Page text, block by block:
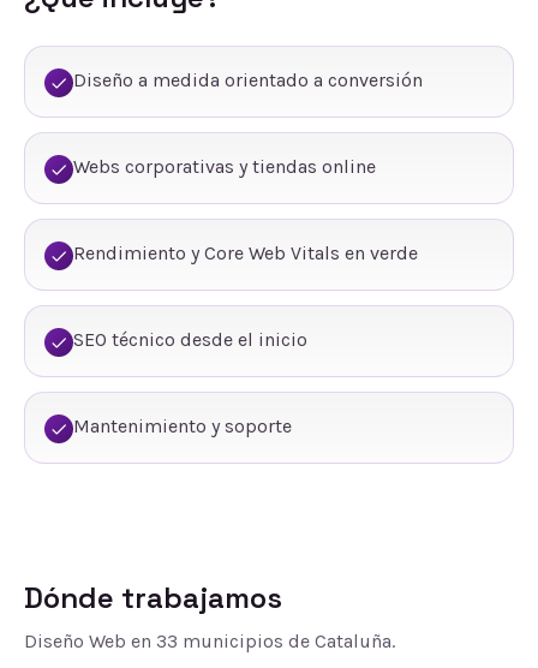
Diseño a medida orientado a conversión
Webs corporativas y tiendas online
Rendimiento y Core Web Vitals en verde
SEO técnico desde el inicio
Mantenimiento y soporte
Dónde trabajamos
Diseño Web en 33 municipios de Cataluña.